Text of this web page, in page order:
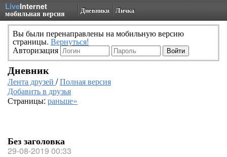
LiveInternet
мобильная версия Дневники Личка
Вы были перенаправлены на мобильную версию
страницы. Вернуться!
Авторизация
Дневник
Лента друзей /Полная версия
Добавить в друзья
Страницы: раньше»
Без заголовка
29-08-2019 00:33